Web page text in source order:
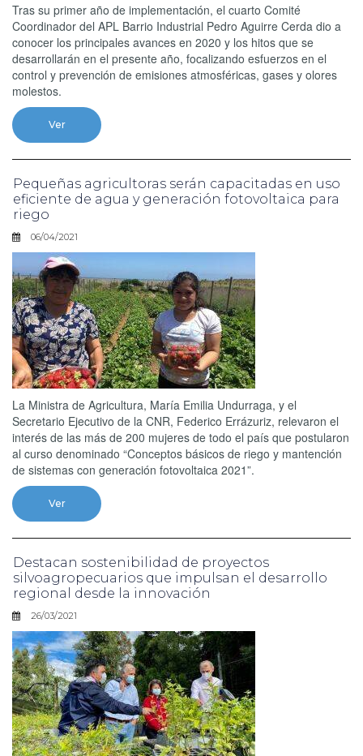
Tras su primer año de implementación, el cuarto Comité
Coordinador del APL Barrio Industrial Pedro Aguirre Cerda dio a
conocer los principales avances en 2020 y los hitos que se
desarrollarán en el presente año, focalizando esfuerzos en el
control y prevención de emisiones atmosféricas, gases y olores
molestos.
Ver
Pequeñas agricultoras serán capacitadas en uso
eficiente de agua y generación fotovoltaica para
riego
06/04/2021
La Ministra de Agricultura, María Emilia Undurraga, y el
Secretario Ejecutivo de la CNR, Federico Errázuriz, relevaron el
interés de las más de 200 mujeres de todo el país que postularon
al curso denominado “Conceptos básicos de riego y mantención
de sistemas con generación fotovoltaica 2021”.
Ver
Destacan sostenibilidad de proyectos
silvoagropecuarios que impulsan el desarrollo
regional desde la innovación
26/03/2021